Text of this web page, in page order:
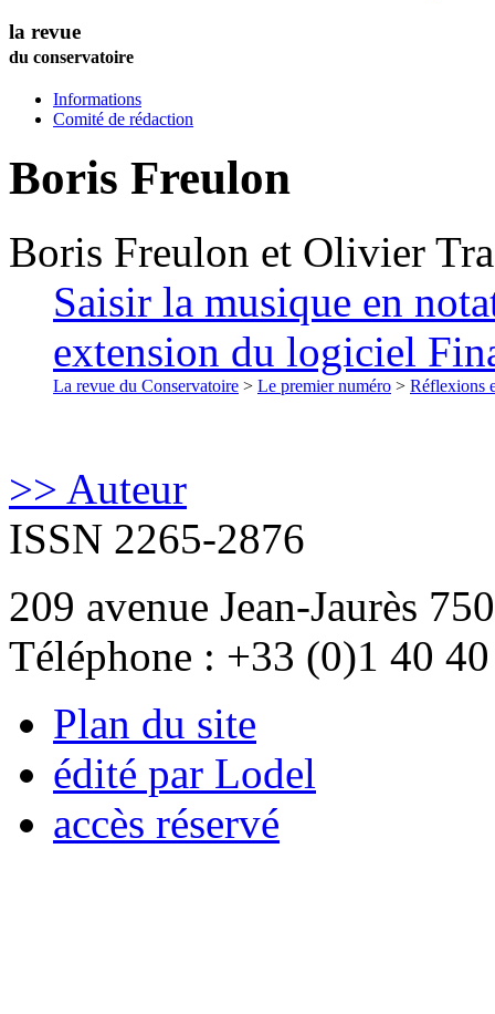
la revue
du conservatoire
Informations
Comité de rédaction
Boris Freulon
Boris Freulon et Olivier
Saisir la musique en
extension du logiciel
La revue du Conservatoire > Le premier numéro > Réflexions
>> Auteur
ISSN 2265-2876
209 avenue Jean-Jaurès
Téléphone : +33 (0)1 40
Plan du site
édité par Lodel
accès réservé